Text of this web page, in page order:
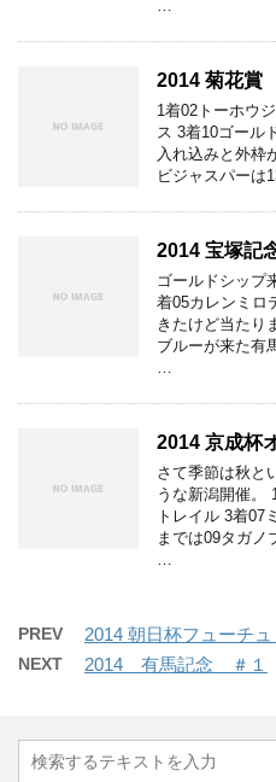
2014 菊花
1着02トーホウ
ス 3着10ゴール
入れ込みと外枠
ビジャスパーは
2014 宝塚記
ゴールドシップ
着05カレンミロ
きたけど当たり
ブルーが来た有
2014 京成杯
さて季節は秋と
うな新潟開催。
トレイル 3着07
までは09タガノ
PREV 2014 朝日杯フューチ
NEXT 2014 有馬記念 ＃１